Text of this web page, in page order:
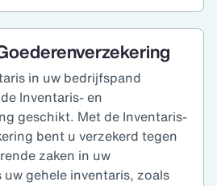
in uw bedrijfspand
Inventaris- en
geschikt. Met de Inventaris-
bent u verzekerd tegen
zaken in uw
gehele inventaris, zoals